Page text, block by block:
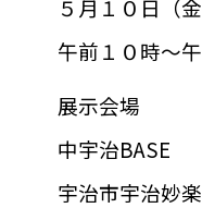
５月１０日（
午前１０時～
展示会場
中宇治BASE
宇治市宇治妙